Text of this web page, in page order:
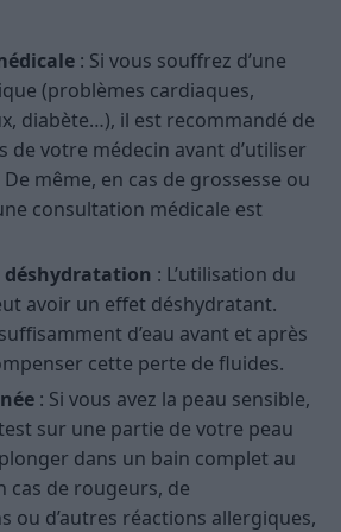
: Si vous souffrez d’une
(problèmes cardiaques,
diabète…), il est recommandé de
de votre médecin avant d’utiliser
De même, en cas de grossesse ou
consultation médicale est
: L’utilisation du
avoir un effet déshydratant.
d’eau avant et après
cette perte de fluides.
: Si vous avez la peau sensible,
sur une partie de votre peau
dans un bain complet au
cas de rougeurs, de
ou d’autres réactions allergiques,